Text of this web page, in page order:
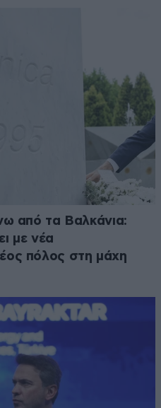
από τα Βαλκάνια:
με νέα
πόλος στη μάχη